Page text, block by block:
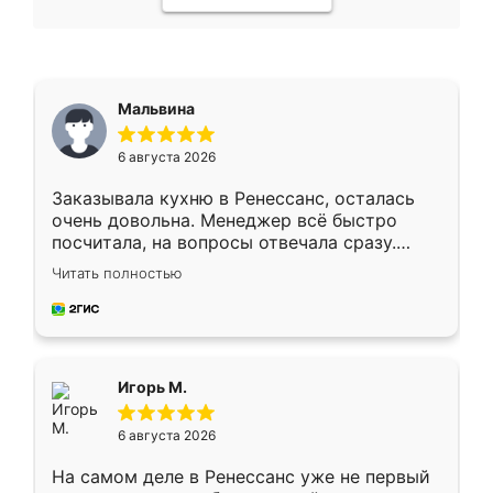
Мальвина
6 августа 2026
Заказывала кухню в Ренессанс, осталась
очень довольна. Менеджер всё быстро
посчитала, на вопросы отвечала сразу.
Замерщик приехал в субботу, подошёл к
делу со всей ответственностью. Собрали
за день, ребята работали аккуратно, даже
Читать полностью
Игорь М.
6 августа 2026
На самом деле в Ренессанс уже не первый